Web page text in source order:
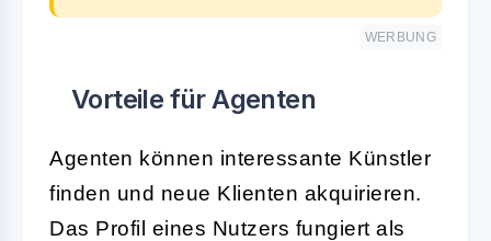
WERBUNG
Vorteile für Agenten
Agenten können interessante Künstler
finden und neue Klienten akquirieren.
Das Profil eines Nutzers fungiert als